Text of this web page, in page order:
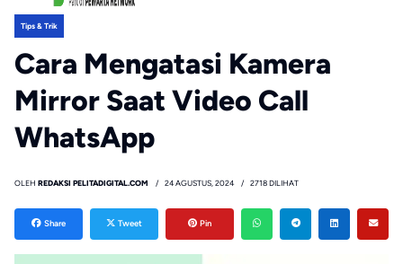
Tips & Trik
Cara Mengatasi Kamera
Mirror Saat Video Call
WhatsApp
OLEH REDAKSI PELITADIGITAL.COM 24 AGUSTUS, 2024 2718 DILIHAT
Share Tweet Pin